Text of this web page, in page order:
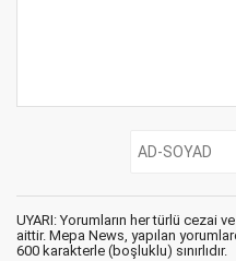
UYARI: Yorumların her türlü cezai
aittir. Mepa News, yapılan
600 karakterle (boşluklu) sınırlıdır.